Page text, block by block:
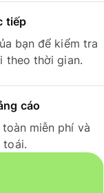
tiếp
bạn để kiểm tra
theo thời gian.
cáo
miễn phí và
toái.